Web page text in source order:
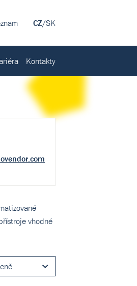
CZ/SK
Kontakty
vhodné